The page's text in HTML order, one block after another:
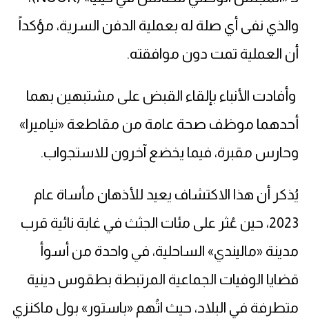
والذي نفى أي صلة له بعملية الدفن السرية، مؤكداً
أن العملية تمت دون موافقته.
وأفادت الأنباء بإلقاء القبض على مشتبهين بهما
أحدهما موظف صحة عامة من مقاطعة «نياميرا»
وحارس مقبرة، فيما يخضع آخرون للاستجواب.
يُذكر أن هذا الاكتشاف يعيد للأذهان مأساة عام
2023، حين عُثر على مئات الجثث في غابة نائية قرب
مدينة «ماليندي» الساحلية، في واحدة من أسوأ
قضايا الوفيات الجماعية المرتبطة بطقوس دينية
متطرفة في البلاد، حيث اتُهم «باستور» بول ماكنزي